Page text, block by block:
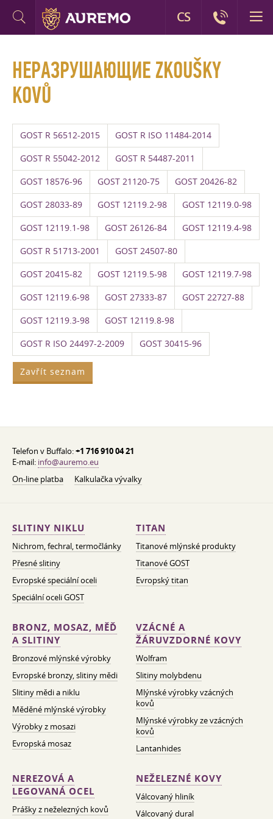
НЕРАЗРУШАЮЩИЕ ZKOUŠKY
KOVŮ
GOST R 56512-2015 GOST R ISO 11484-2014
GOST R 55042-2012 GOST R 54487-2011
GOST 18576-96 GOST 21120-75 GOST 20426-82
GOST 28033-89 GOST 12119.2-98 GOST 12119.0-98
GOST 12119.1-98 GOST 26126-84 GOST 12119.4-98
GOST R 51713-2001 GOST 24507-80
GOST 20415-82 GOST 12119.5-98 GOST 12119.7-98
GOST 12119.6-98 GOST 27333-87 GOST 22727-88
GOST 12119.3-98 GOST 12119.8-98
GOST R ISO 24497-2-2009 GOST 30415-96
Zavřít seznam
Telefon v Buffalo:+1 716 910 04 21
E-mail: info@auremo.eu
On-line platba
Kalkulačka vývalky
SLITINY NIKLU
Nichrom, fechral, termočlánky
Přesné slitiny
Evropské speciální oceli
Speciální oceli GOST
TITAN
Titanové mlýnské produkty
Titanové GOST
Evropský titan
BRONZ, MOSAZ, MĚĎ
A SLITINY
Bronzové mlýnské výrobky
Evropské bronzy, slitiny mědi
Slitiny mědi a niklu
Měděné mlýnské výrobky
Výrobky z mosazi
Evropská mosaz
VZÁCNÉ A
ŽÁRUVZDORNÉ KOVY
Wolfram
Slitiny molybdenu
Mlýnské výrobky vzácných
kovů
Mlýnské výrobky ze vzácných
kovů
Lantanhides
NEREZOVÁ A
LEGOVANÁ OCEL
Prášky z neželezných kovů
NEŽELEZNÉ KOVY
Válcovaný hliník
Válcovaný dural
CS